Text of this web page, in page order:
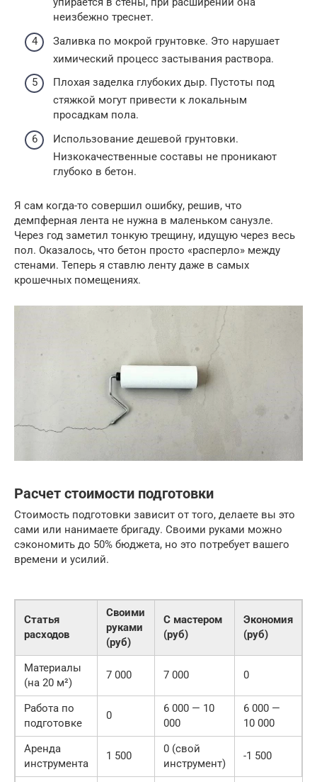
неизбежно треснет.
Заливка по мокрой грунтовке. Это нарушает
химический процесс застывания раствора.
Плохая заделка глубоких дыр. Пустоты под
стяжкой могут привести к локальным
просадкам пола.
Использование дешевой грунтовки.
Низкокачественные составы не проникают
глубоко в бетон.
Я сам когда-то совершил ошибку, решив, что
демпферная лента не нужна в маленьком санузле.
Через год заметил тонкую трещину, идущую через весь
пол. Оказалось, что бетон просто «расперло» между
стенами. Теперь я ставлю ленту даже в самых
крошечных помещениях.
Расчет стоимости подготовки
Стоимость подготовки зависит от того, делаете вы это
сами или нанимаете бригаду. Своими руками можно
сэкономить до 50% бюджета, но это потребует вашего
времени и усилий.
Статья
расходов
Своими
руками
(руб)
С мастером
(руб)
Экономия
(руб)
Материалы
(на 20 м²)
7 000 7 000 0
Работа по
подготовке
0
6 000 — 10
000
6 000 —
10 000
Аренда
инструмента
1 500
0 (свой
инструмент)
-1 500